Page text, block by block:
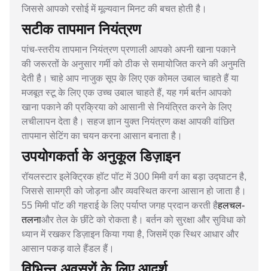
जिससे आपको रसोई में मूल्यवान मिनट की बचत होती है।
सटीक तापमान नियंत्रण
पांच-स्तरीय तापमान नियंत्रण प्रणाली आपको अपनी खाना पकाने
की जरूरतों के अनुसार गर्मी को ठीक से समायोजित करने की अनुमति
देती है। चाहे आप नाजुक सूप के लिए एक कोमल उबाल चाहते हैं या
मजबूत स्टू के लिए एक उच्च उबाल चाहते हैं, यह गर्म बर्तन आपको
खाना पकाने की प्रक्रिया को आसानी से नियंत्रित करने के लिए
लचीलापन देता है। सहज ज्ञान युक्त नियंत्रण कक्ष आपकी वांछित
तापमान सेटिंग का चयन करना आसान बनाता है।
उपयोगकर्ता के अनुकूल डिज़ाइन
रॉयलस्टार इलेक्ट्रिक हॉट पॉट में 300 मिमी वर्ग का बड़ा उद्घाटन है,
जिससे सामग्री को जोड़ना और व्यवस्थित करना आसान हो जाता है।
55 मिमी पॉट की गहराई के लिए पर्याप्त जगह प्रदान करती हैहलचल-
तलनाऔर तेल के छींटे को रोकता है। बर्तन को सुरक्षा और सुविधा को
ध्यान में रखकर डिज़ाइन किया गया है, जिसमें एक स्थिर आधार और
आसान पकड़ वाले हैंडल हैं।